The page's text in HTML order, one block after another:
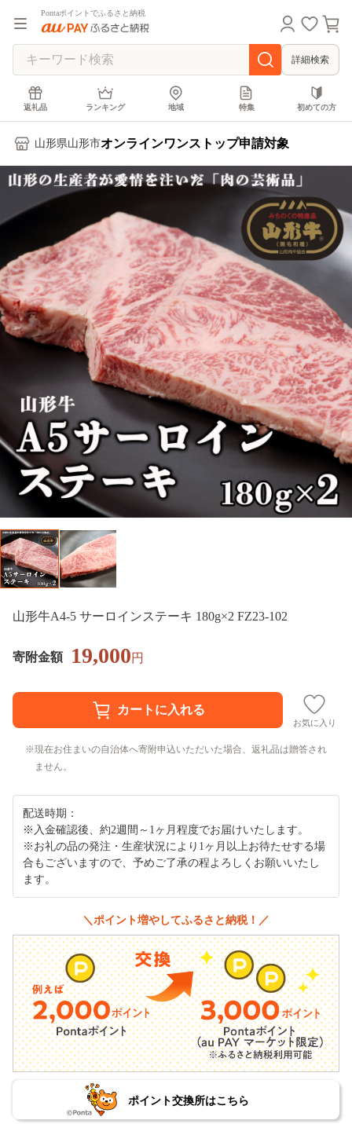
Pontaポイントでふるさと納税
詳細検索
返礼品 ランキング 地域 特集 初めての方
山形県山形市オンラインワンストップ申請対象
山形牛A4-5 サーロインステーキ 180g×2 FZ23-102
寄附金額 19,000円
お気に入り
現在お住まいの自治体へ寄附申込いただいた場合、返礼品は贈答され
ません。
配送時期：
※入金確認後、約2週間～1ヶ月程度でお届けいたします。
※お礼の品の発注・生産状況により1ヶ月以上お待たせする場
合もございますので、予めご了承の程よろしくお願いいたし
ます。
＼ポイント増やしてふるさと納税！／
ポイント交換所はこちら